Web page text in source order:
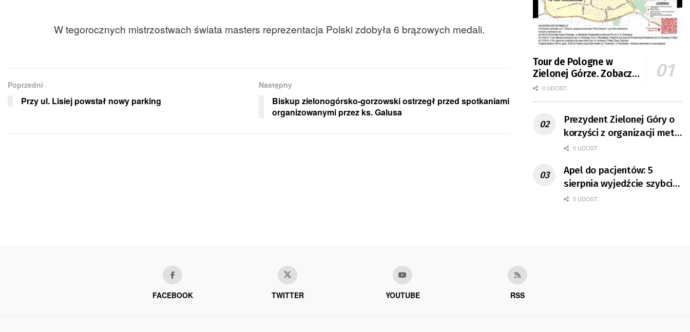
W tegorocznych mistrzostwach świata masters reprezentacja Polski zdobyła 6 brązowych medali.
Poprzedni
Przy ul. Lisiej powstał nowy parking
Następny
Biskup zielonogórsko-gorzowski ostrzegł przed spotkaniami
organizowanymi przez ks. Galusa
Tour de Pologne w
Zielonej Górze. Zobacz
zmiany w organizacji
0 UDOST.
Prezydent Zielonej Góry o
korzyści z organizacji mety
Tour de Pologne
0 UDOST.
Apel do pacjentów: 5
sierpnia wyjedźcie szybciej
z domów
0 UDOST.
FACEBOOK TWITTER YOUTUBE RSS